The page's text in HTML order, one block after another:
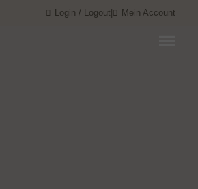
Login / Logout Mein Account